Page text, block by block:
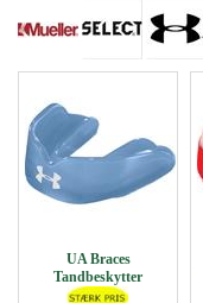
UA Braces
Tandbeskytter